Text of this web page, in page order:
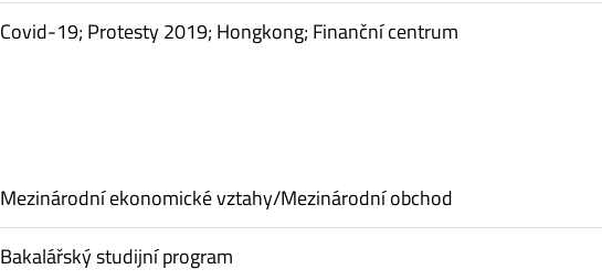
Covid-19; Protesty 2019; Hongkong; Finanční centrum
Mezinárodní ekonomické vztahy/Mezinárodní obchod
Bakalářský studijní program